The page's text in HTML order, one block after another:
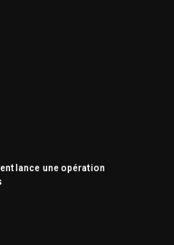
lance une opération